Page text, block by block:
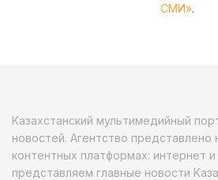
СМИ».
Казахстанский мультимедийный
новостей. Агентство представлено
контентных платформах: интернет
представляем главные новости